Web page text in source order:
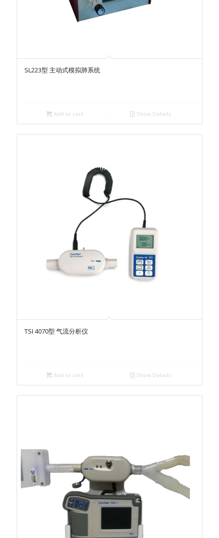
SL223型 主动式模拟肺系统
Add to cart Show Details
TSI 4070型 气流分析仪
Add to cart Show Details